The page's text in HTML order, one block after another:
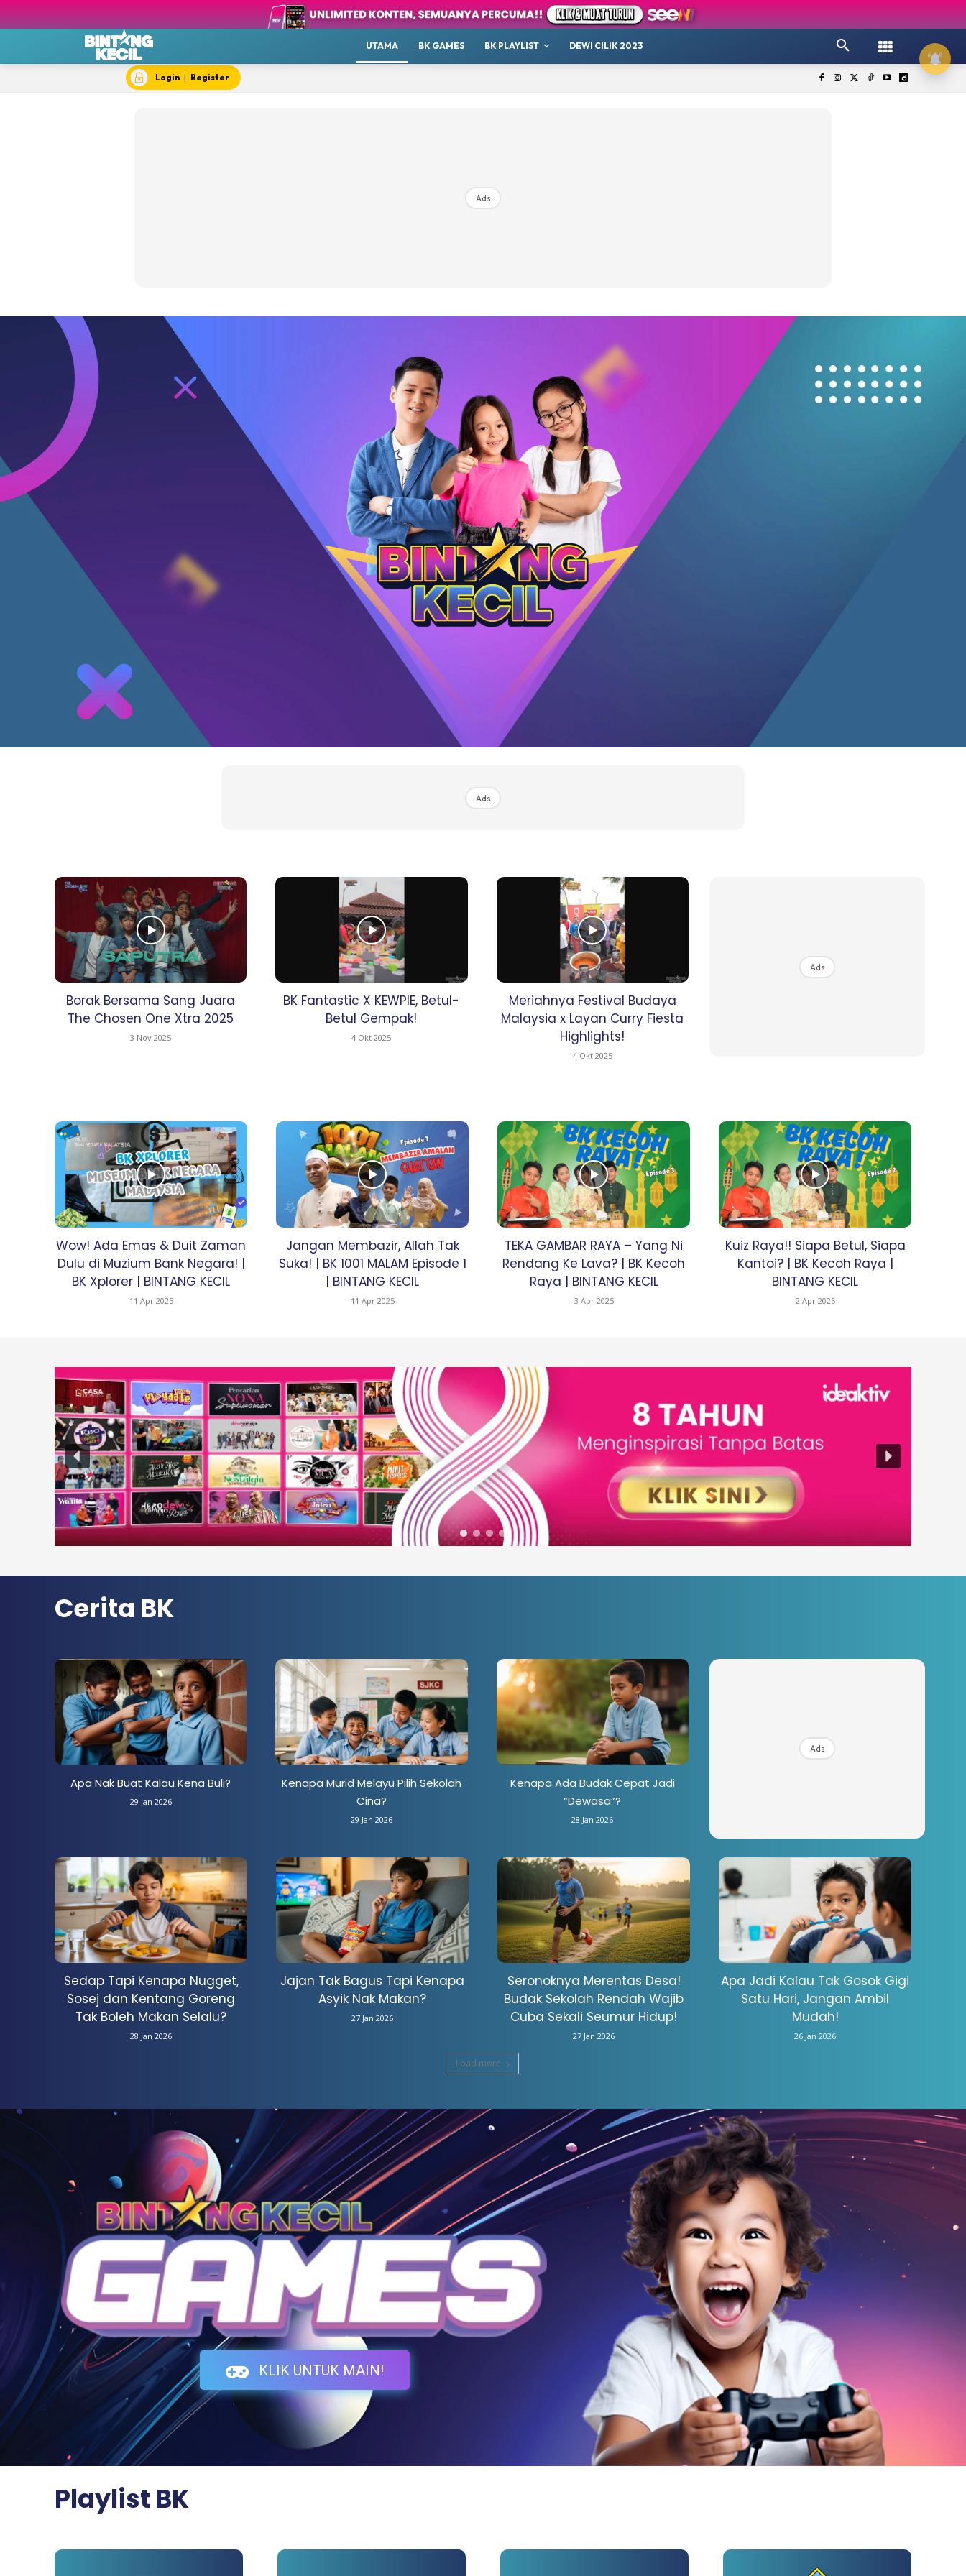
Login|Register
BK Whatsup
Chef Cilik
Doktor BK
Hikayat 1001 Malam
#IYAKANSAJA
Jom Chillax
Hub Ideaktiv
UTAMA BK GAMES BK PLAYLIST DEWI CILIK 2023
Login| Register
Ads
Ads
Borak Bersama Sang Juara
The Chosen One Xtra 2025
3 Nov 2025
BK Fantastic X KEWPIE, Betul-
Betul Gempak!
4 Okt 2025
Meriahnya Festival Budaya
Malaysia x Layan Curry Fiesta
Highlights!
4 Okt 2025
Ads
Wow! Ada Emas & Duit Zaman
Dulu di Muzium Bank Negara! |
BK Xplorer | BINTANG KECIL
11 Apr 2025
Jangan Membazir, Allah Tak
Suka! | BK 1001 MALAM Episode 1
| BINTANG KECIL
11 Apr 2025
TEKA GAMBAR RAYA – Yang Ni
Rendang Ke Lava? | BK Kecoh
Raya | BINTANG KECIL
3 Apr 2025
Kuiz Raya!! Siapa Betul, Siapa
Kantoi? | BK Kecoh Raya |
BINTANG KECIL
2 Apr 2025
Cerita BK
Apa Nak Buat Kalau Kena Buli?
29 Jan 2026
Kenapa Murid Melayu Pilih Sekolah
Cina?
29 Jan 2026
Kenapa Ada Budak Cepat Jadi
“Dewasa”?
28 Jan 2026
Ads
Sedap Tapi Kenapa Nugget,
Sosej dan Kentang Goreng
Tak Boleh Makan Selalu?
28 Jan 2026
Jajan Tak Bagus Tapi Kenapa
Asyik Nak Makan?
27 Jan 2026
Seronoknya Merentas Desa!
Budak Sekolah Rendah Wajib
Cuba Sekali Seumur Hidup!
27 Jan 2026
Apa Jadi Kalau Tak Gosok Gigi
Satu Hari, Jangan Ambil
Mudah!
26 Jan 2026
Load more
KLIK UNTUK MAIN!
Playlist BK